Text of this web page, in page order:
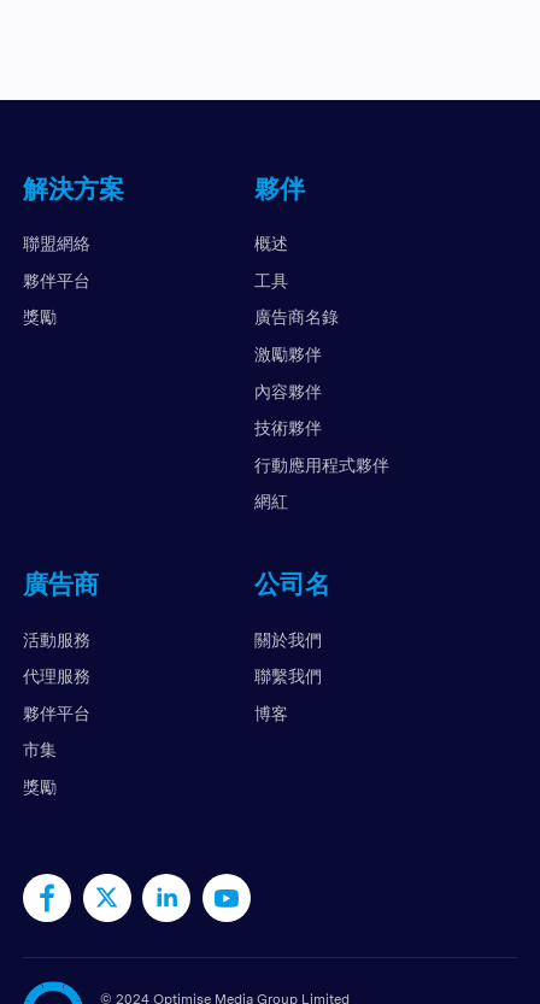
解決方案
聯盟網絡
夥伴平台
獎勵
夥伴
概述
工具
廣告商名錄
激勵夥伴
內容夥伴
技術夥伴
行動應用程式夥伴
網紅
廣告商
活動服務
代理服務
夥伴平台
市集
獎勵
公司名
關於我們
聯繫我們
博客
© 2024 Optimise Media Group Limited